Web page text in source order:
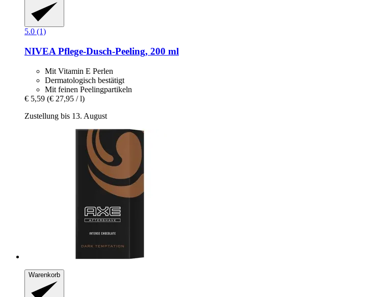
5.0 (1)
NIVEA Pflege-​Dusch-​Peeling, 200 ml
Mit Vitamin E Perlen
Dermatologisch bestätigt
Mit feinen Peelingpartikeln
€ 5,59 (€ 27,95 / l)
Zustellung bis 13. August
Warenkorb